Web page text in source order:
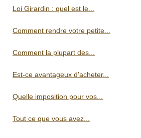
Loi Girardin : quel est le...
Comment rendre votre petite...
Comment la plupart des...
Est-ce avantageux d'acheter...
Quelle imposition pour vos...
Tout ce que vous avez...